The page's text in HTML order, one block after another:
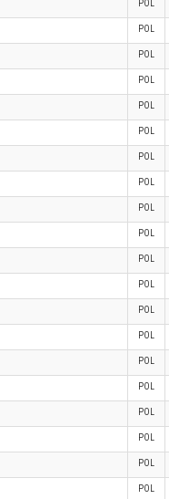
POL
POL
POL
POL
POL
POL
POL
POL
POL
POL
POL
POL
POL
POL
POL
POL
POL
POL
POL
POL